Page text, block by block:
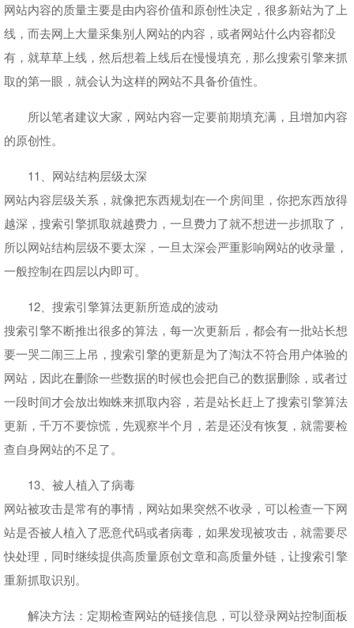
网站内容的质量主要是由内容价值和原创性决定，很多新站为了上
线，而去网上大量采集别人网站的内容，或者网站什么内容都没
有，就草草上线，然后想着上线后在慢慢填充，那么搜索引擎来抓
取的第一眼，就会认为这样的网站不具备价值性。
所以笔者建议大家，网站内容一定要前期填充满，且增加内容
的原创性。
11、网站结构层级太深
网站内容层级关系，就像把东西规划在一个房间里，你把东西放得
越深，搜索引擎抓取就越费力，一旦费力了就不想进一步抓取了，
所以网站结构层级不要太深，一旦太深会严重影响网站的收录量，
一般控制在四层以内即可。
12、搜索引擎算法更新所造成的波动
搜索引擎不断推出很多的算法，每一次更新后，都会有一批站长想
要一哭二闹三上吊，搜索引擎的更新是为了淘汰不符合用户体验的
网站，因此在删除一些数据的时候也会把自己的数据删除，或者过
一段时间才会放出蜘蛛来抓取内容，若是站长赶上了搜索引擎算法
更新，千万不要惊慌，先观察半个月，若是还没有恢复，就需要检
查自身网站的不足了。
13、被人植入了病毒
网站被攻击是常有的事情，网站如果突然不收录，可以检查一下网
站是否被人植入了恶意代码或者病毒，如果发现被攻击，就需要尽
快处理，同时继续提供高质量原创文章和高质量外链，让搜索引擎
重新抓取识别。
解决方法：定期检查网站的链接信息，可以登录网站控制面板